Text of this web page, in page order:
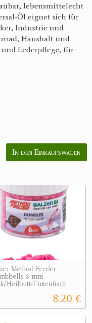
lebensmittelecht
Öl eignet sich für
Industrie und
Haushalt und
Lederpflege, für
In den Einkaufswagen
Method Feeder
6 mm -
Heilbutt-Tintenfisch
8.20 €